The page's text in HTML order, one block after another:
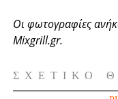
Οι φωτογραφίες
Mixgrill.gr.
ΣΧΕΤΙΚΌ